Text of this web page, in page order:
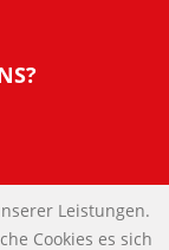
Leistungen.
Cookies es sich